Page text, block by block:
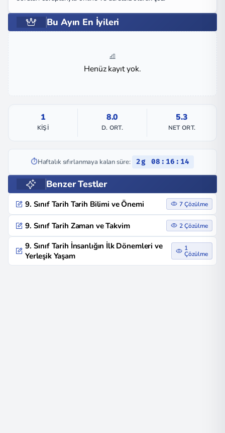
Bu Ayın En İyileri
Henüz kayıt yok.
1
KIŞI
8.0
D. ORT.
5.3
NET ORT.
⏱️Haftalık sıfırlanmaya kalan süre: 2g 08:16:14
Benzer Testler
9. Sınıf Tarih Tarih Bilimi ve Önemi 7 Çözülme
9. Sınıf Tarih Zaman ve Takvim 2 Çözülme
9. Sınıf Tarih İnsanlığın İlk Dönemleri ve
Yerleşik Yaşam
1
Çözülme